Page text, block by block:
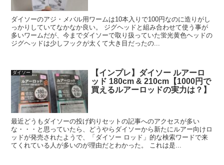
ダイソーのアジ・メバル用ワームは10本入りで100円なのに造りがし
っかりしていてなかなか良い。 ジグヘッドと組み合わせて使う事が
多いワームだが、今までダイソーで取り扱っていた蛍光黄色ヘッドの
ジグヘッドは少しフックが太くて大き目だったの...
ダイソー
【インプレ】ダイソー ルアーロ
ッド 180cm & 210cm【1000円で
買えるルアーロッドの実力は？】
最近どうもダイソーの投げ釣りセットの記事へのアクセスが多い
な・・・と思っていたら、どうやらダイソーから新たにルアー向けロ
ッドが発売されたようで、「ダイソー ロッド」的な検索ワードで来
てくれている人が多いのが理由だとわかった。 これは是...